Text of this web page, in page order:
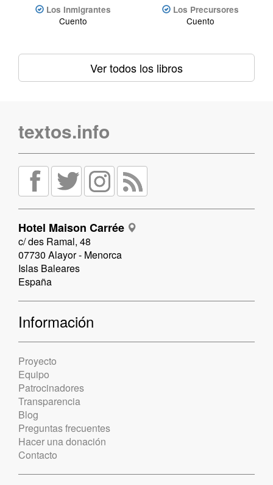
Los Inmigrantes
Cuento
Los Precursores
Cuento
Ver todos los libros
textos.info
Hotel Maison Carrée
c/ des Ramal, 48
07730 Alayor - Menorca
Islas Baleares
España
Información
Proyecto
Equipo
Patrocinadores
Transparencia
Blog
Preguntas frecuentes
Hacer una donación
Contacto